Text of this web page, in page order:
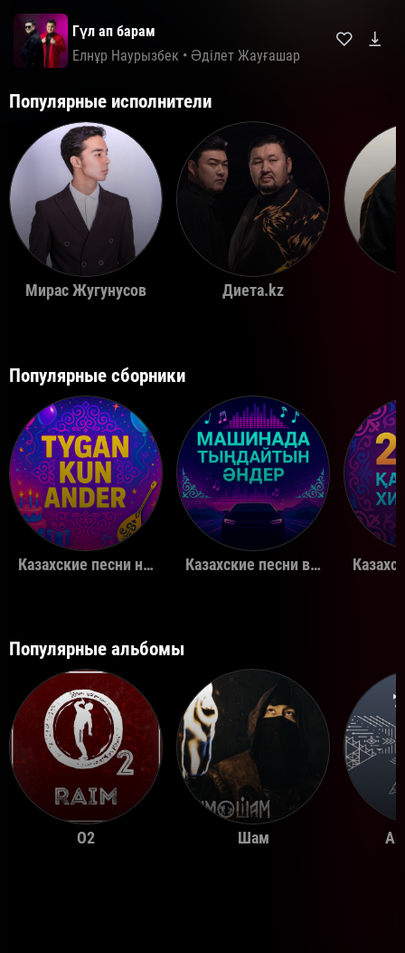
Гүл ап барам
Елнұр Наурызбек • Әділет Жауғашар
Популярные исполнители
Мирас Жугунусов Диета.kz
Популярные сборники
Казахские песни на день рождения Казахские песни в машину
Популярные альбомы
O2 Шам